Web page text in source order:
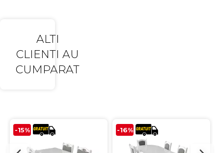
ALTI
CLIENTI AU
CUMPARAT
-15% -16%